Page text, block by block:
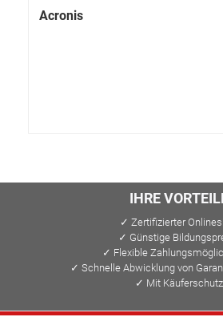
Acronis
IHRE
✓ Zertifizierter
✓ Günstige
✓ Flexible
✓ Schnelle Abwicklung von
✓ Mit Käuferschutz